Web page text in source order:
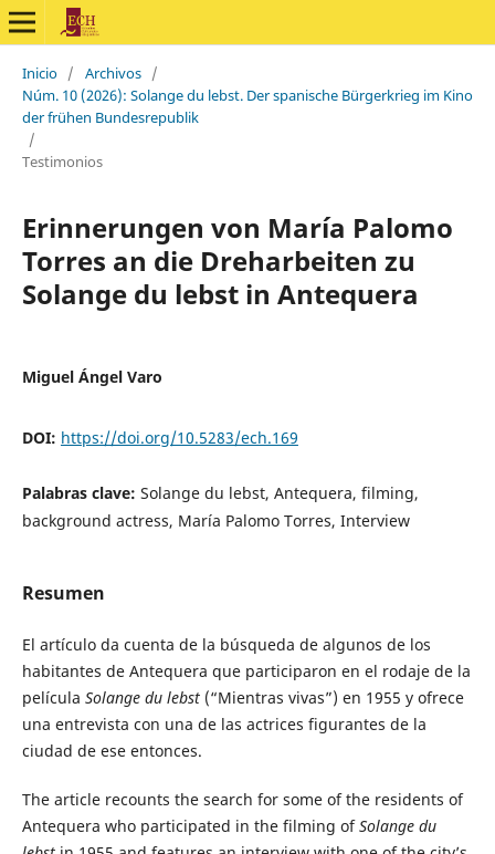
Inicio / Archivos /
Núm. 10 (2026): Solange du lebst. Der spanische Bürgerkrieg im Kino
der frühen Bundesrepublik
/
Testimonios
Erinnerungen von María Palomo
Torres an die Dreharbeiten zu
Solange du lebst in Antequera
Miguel Ángel Varo
DOI: https://doi.org/10.5283/ech.169
Palabras clave: Solange du lebst, Antequera, filming,
background actress, María Palomo Torres, Interview
Resumen
El artículo da cuenta de la búsqueda de algunos de los
habitantes de Antequera que participaron en el rodaje de la
película Solange du lebst (“Mientras vivas”) en 1955 y ofrece
una entrevista con una de las actrices figurantes de la
ciudad de ese entonces.
The article recounts the search for some of the residents of
Antequera who par­ticipated in the filming ofSolange du